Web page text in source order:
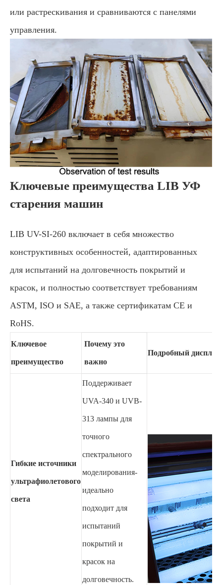
или растрескивания и сравниваются с панелями
управления.
Ключевые преимущества LIB УФ
старения машин
LIB UV-SI-260 включает в себя множество
конструктивных особенностей, адаптированных
для испытаний на долговечность покрытий и
красок, и полностью соответствует требованиям
ASTM, ISO и SAE, а также сертификатам CE и
RoHS.
Ключевое
преимущество
Почему это
важно
Подробный дисплей
Гибкие источники
ультрафиолетового
света
Поддерживает
UVA-340 и UVB-
313 лампы для
точного
спектрального
моделирования-
идеально
подходит для
испытаний
покрытий и
красок на
долговечность.